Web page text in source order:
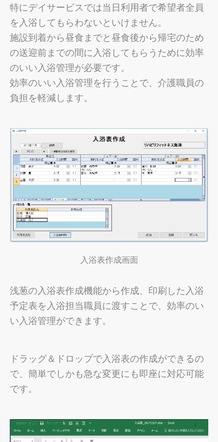
特にデイサービスでは当日利用者で希望者全員
を入浴してもらわないといけません。
施設到着から昼食までと昼食後から帰宅のため
の送迎前までの間に入浴してもらうために効率
のいい入浴管理が必要です。
効率のいい入浴管理を行うことで、介護職員の
負担を軽減します。
入浴表作成画面
浅葱の入浴表作成機能から作成、印刷した入浴
予定表を入浴担当職員に渡すことで、効率のい
い入浴管理ができます。
ドラッグ＆ドロップで入浴表の作成ができるの
で、簡単でしかも急な変更にも即座に対応可能
です。